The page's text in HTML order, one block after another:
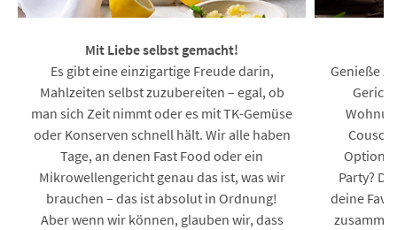
Mit Liebe selbst gemacht!
Es gibt eine einzigartige Freude darin,
Mahlzeiten selbst zuzubereiten – egal, ob
man sich Zeit nimmt oder es mit TK-Gemüse
oder Konserven schnell hält. Wir alle haben
Tage, an denen Fast Food oder ein
Mikrowellengericht genau das ist, was wir
brauchen – das ist absolut in Ordnung!
Aber wenn wir können, glauben wir, dass
Genieße
Party?
deine